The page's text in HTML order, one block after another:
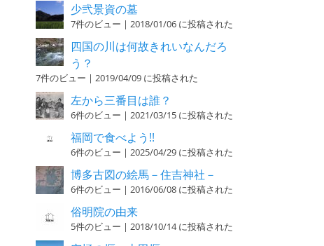
少弐景資の墓
7件のビュー | 2018/01/06 に投稿された
四国の川は何故きれいなんだろ
う？
7件のビュー | 2019/04/09 に投稿された
左から三番目は誰？
6件のビュー | 2021/03/15 に投稿された
福岡で食べよう!!
6件のビュー | 2025/04/29 に投稿された
博多古図の絵馬－住吉神社－
6件のビュー | 2016/06/08 に投稿された
俗明院の由来
5件のビュー | 2018/10/14 に投稿された